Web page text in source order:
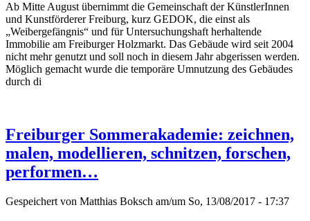
Ab Mitte August übernimmt die Gemeinschaft der KünstlerInnen
und Kunstförderer Freiburg, kurz GEDOK, die einst als
„Weibergefängnis“ und für Untersuchungshaft herhaltende
Immobilie am Freiburger Holzmarkt. Das Gebäude wird seit 2004
nicht mehr genutzt und soll noch in diesem Jahr abgerissen werden.
Möglich gemacht wurde die temporäre Umnutzung des Gebäudes
durch di
Freiburger Sommerakademie: zeichnen,
malen, modellieren, schnitzen, forschen,
performen…
Gespeichert von Matthias Boksch am/um So, 13/08/2017 - 17:37